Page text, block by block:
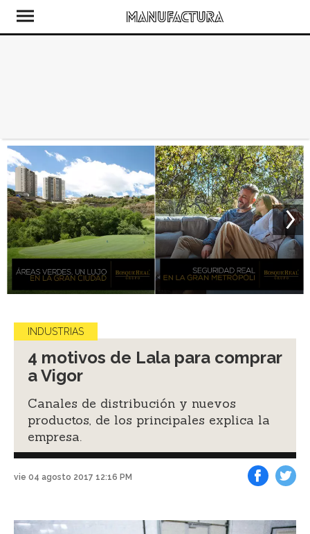
INDUSTRIAS
4 motivos de Lala para comprar
a Vigor
Canales de distribución y nuevos
productos, de los principales explica la
empresa.
vie 04 agosto 2017 12:16 PM